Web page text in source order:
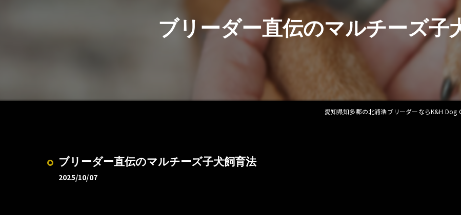
ブリーダー直伝のマルチーズ子
愛知県知多郡の北浦浩ブリーダーならK&H Dog
ブリーダー直伝のマルチーズ子犬飼育法
2025/10/07